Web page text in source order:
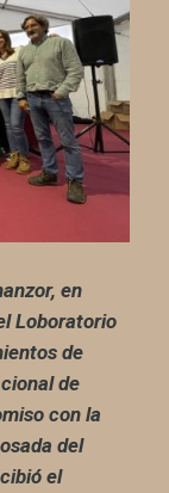
en
Loboratorio
de
de
con la
del
el